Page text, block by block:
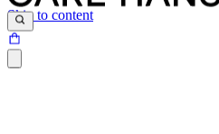
Skip to content